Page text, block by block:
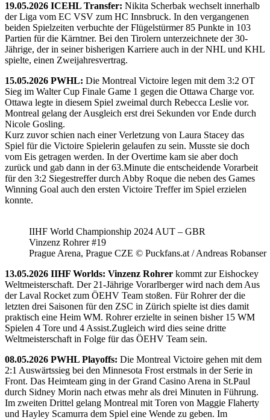
19.05.2026 ICEHL Transfer: Nikita Scherbak wechselt innerhalb
der Liga vom EC VSV zum HC Innsbruck. In den vergangenen
beiden Spielzeiten verbuchte der Flügelstürmer 85 Punkte in 103
Partien für die Kärntner. Bei den Tirolern unterzeichnete der 30-
Jährige, der in seiner bisherigen Karriere auch in der NHL und KHL
spielte, einen Zweijahresvertrag.
15.05.2026 PWHL: Die Montreal Victoire legen mit dem 3:2 OT
Sieg im Walter Cup Finale Game 1 gegen die Ottawa Charge vor.
Ottawa legte in diesem Spiel zweimal durch Rebecca Leslie vor.
Montreal gelang der Ausgleich erst drei Sekunden vor Ende durch
Nicole Gosling.
Kurz zuvor schien nach einer Verletzung von Laura Stacey das
Spiel für die Victoire Spielerin gelaufen zu sein. Musste sie doch
vom Eis getragen werden. In der Overtime kam sie aber doch
zurück und gab dann in der 63.Minute die entscheidende Vorarbeit
für den 3:2 Siegestreffer durch Abby Roque die neben des Games
Winning Goal auch den ersten Victoire Treffer im Spiel erzielen
konnte.
IIHF World Championship 2024 AUT – GBR
Vinzenz Rohrer #19
Prague Arena, Prague CZE © Puckfans.at / Andreas Robanser
13.05.2026 IIHF Worlds: Vinzenz Rohrer kommt zur Eishockey
Weltmeisterschaft. Der 21-Jährige Vorarlberger wird nach dem Aus
der Laval Rocket zum ÖEHV Team stoßen. Für Rohrer der die
letzten drei Saisonen für den ZSC in Zürich spielte ist dies damit
praktisch eine Heim WM. Rohrer erzielte in seinen bisher 15 WM
Spielen 4 Tore und 4 Assist.Zugleich wird dies seine dritte
Weltmeisterschaft in Folge für das ÖEHV Team sein.
08.05.2026 PWHL Playoffs: Die Montreal Victoire gehen mit dem
2:1 Auswärtssieg bei den Minnesota Frost erstmals in der Serie in
Front. Das Heimteam ging in der Grand Casino Arena in St.Paul
durch Sidney Morin nach etwas mehr als drei Minuten in Führung.
Im zweiten Drittel gelang Montreal mit Toren von Maggie Flaherty
und Hayley Scamurra dem Spiel eine Wende zu geben. Im